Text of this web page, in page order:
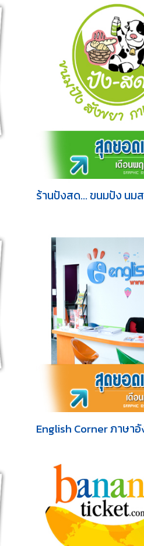
ร้านปังสด... ขนมปัง นม
English Corner ภาษ